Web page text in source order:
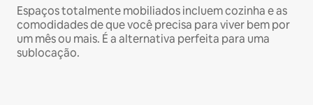
Espaços totalmente mobiliados incluem cozinha e as
comodidades de que você precisa para viver bem por
um mês ou mais. É a alternativa perfeita para uma
sublocação.